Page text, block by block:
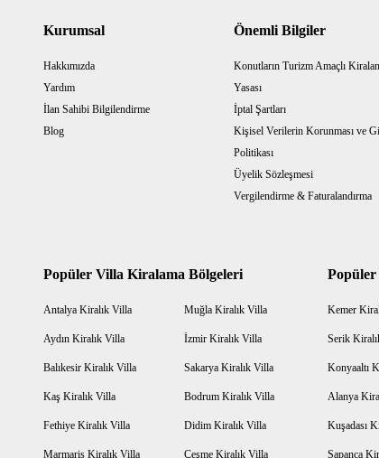
Kurumsal
Hakkımızda
Yardım
İlan Sahibi Bilgilendirme
Blog
Önemli Bilgiler
Konutların Turizm Amaçlı
Yasası
İptal Şartları
Kişisel Verilerin Korunması ve
Politikası
Üyelik Sözleşmesi
Vergilendirme & Faturalandırma
Popüler Villa Kiralama Bölgeleri
Antalya Kiralık Villa Muğla Kiralık Villa
Aydın Kiralık Villa İzmir Kiralık Villa
Balıkesir Kiralık Villa Sakarya Kiralık Villa
Kaş Kiralık Villa Bodrum Kiralık Villa
Fethiye Kiralık Villa Didim Kiralık Villa
Marmaris Kiralık Villa Çeşme Kiralık Villa
Kemer
Serik
Konyaaltı
Alanya
Kuşadası
Sapanca